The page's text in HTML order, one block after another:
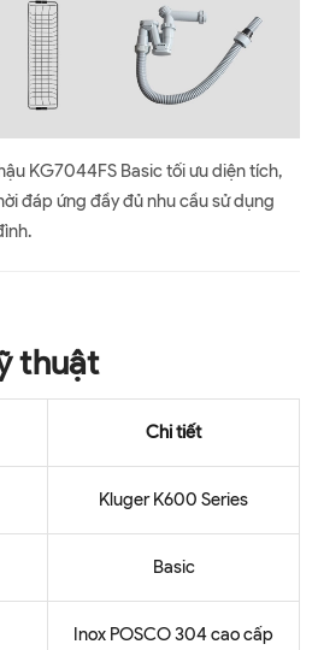
KG7044FS Basic tối ưu diện tích,
đáp ứng đầy đủ nhu cầu sử dụng
thuật
Chi tiết
Kluger K600 Series
Basic
Inox POSCO 304 cao cấp